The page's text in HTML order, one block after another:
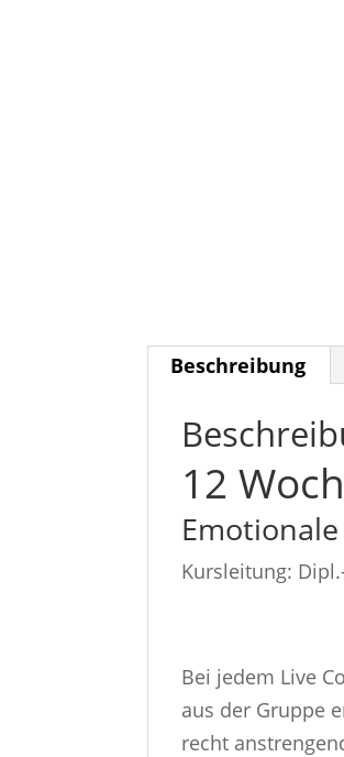
Beschreibung
12
Kursleitung:
Bei jedem Live
aus der Gruppe
recht